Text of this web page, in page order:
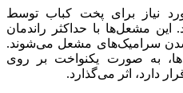
نیاز برای پخت کباب توسط
مشعل‌ها با حداکثر راندمان
سرامیک‌های مشعل می‌شوند.
به صورت یکنواخت بر روی
دارد، اثر می‌گذارد.